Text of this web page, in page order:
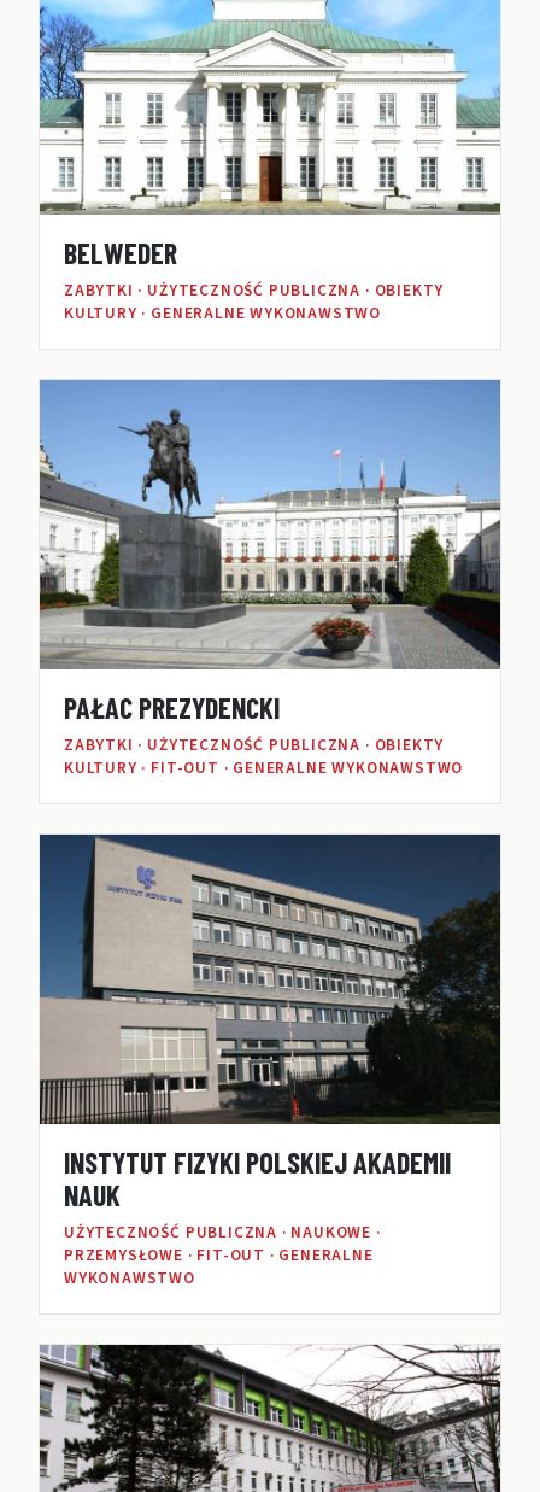
BELWEDER
ZABYTKI · UŻYTECZNOŚĆ PUBLICZNA · OBIEKTY
KULTURY · GENERALNE WYKONAWSTWO
PAŁAC PREZYDENCKI
ZABYTKI · UŻYTECZNOŚĆ PUBLICZNA · OBIEKTY
KULTURY · FIT-OUT · GENERALNE WYKONAWSTWO
INSTYTUT FIZYKI POLSKIEJ AKADEMII
NAUK
UŻYTECZNOŚĆ PUBLICZNA · NAUKOWE ·
PRZEMYSŁOWE · FIT-OUT · GENERALNE
WYKONAWSTWO